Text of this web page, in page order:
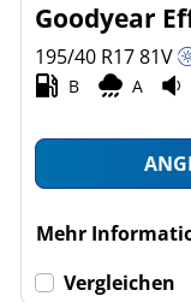
Goodyear
195/40 R1781V
B A
Mehr
Vergleichen